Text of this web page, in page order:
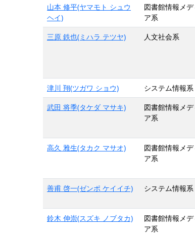
山本 修平(ヤマモト シュウ
ヘイ)
図書館情報メデ
ア系
三原 鉄也(ミハラ テツヤ)
人文社会系
津川 翔(ツガワ ショウ)
システム情報系
武田 将季(タケダ マサキ)
図書館情報メデ
ア系
高久 雅生(タカク マサオ)
図書館情報メデ
ア系
善甫 啓一(ゼンポ ケイイチ)
システム情報系
鈴木 伸崇(スズキ ノブタカ)
図書館情報メデ
ア系